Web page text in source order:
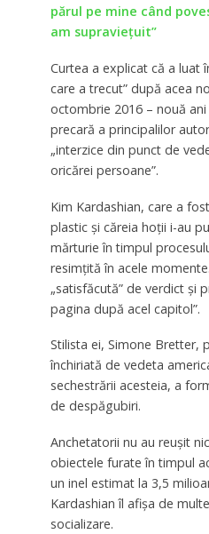
părul pe mine când
am supraviețuit”
Curtea a explicat că a luat
care a trecut” după acea
octombrie 2016 – nouă
precară a principalilor
„interzice din punct de
oricărei persoane”.
Kim Kardashian, care a
plastic şi căreia hoţii i-au
mărturie în timpul
resimţită în acele
„satisfăcută” de verdict şi
pagina după acel capitol”.
Stilista ei, Simone Bretter,
închiriată de vedeta
sechestrării acesteia, a
de despăgubiri.
Anchetatorii nu au reuşit
obiectele furate în timpul
un inel estimat la 3,5
Kardashian îl afişa de
socializare.